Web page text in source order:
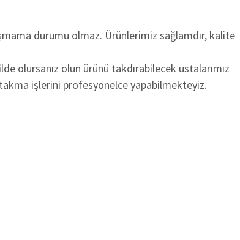
durumu olmaz. Ürünlerimiz sağlamdır, kalite
olursanız olun ürünü takdırabilecek ustalarımız
işlerini profesyonelce yapabilmekteyiz.